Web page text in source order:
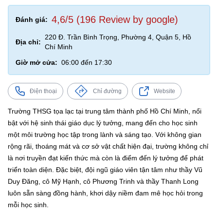
Đánh giá: 4,6/5 (196 Review by google)
Địa chỉ:
220 Đ. Trần Bình Trọng, Phường 4, Quận 5, Hồ
Chí Minh
Giờ mở cửa: 06:00 đến 17:30
Điện thoại Chỉ đường Website
Trường THSG tọa lạc tại trung tâm thành phố Hồ Chí Minh, nổi
bật với hệ sinh thái giáo dục lý tưởng, mang đến cho học sinh
một môi trường học tập trong lành và sáng tạo. Với không gian
rộng rãi, thoáng mát và cơ sở vật chất hiện đại, trường không chỉ
là nơi truyền đạt kiến thức mà còn là điểm đến lý tưởng để phát
triển toàn diện. Đặc biệt, đội ngũ giáo viên tận tâm như thầy Vũ
Duy Đăng, cô Mỹ Hạnh, cô Phương Trinh và thầy Thanh Long
luôn sẵn sàng đồng hành, khơi dậy niềm đam mê học hỏi trong
mỗi học sinh.